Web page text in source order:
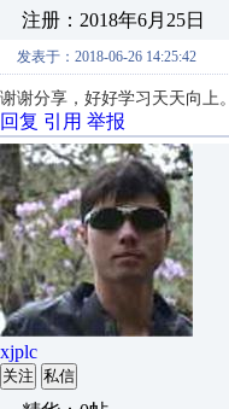
注册：2018年6月25日
发表于：2018-06-26 14:25:42
谢谢分享，好好学习天天向上。
回复 引用 举报
xjplc
关注 私信